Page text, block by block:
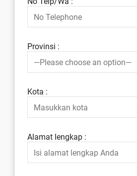
Provinsi :
Kota :
Alamat lengkap :